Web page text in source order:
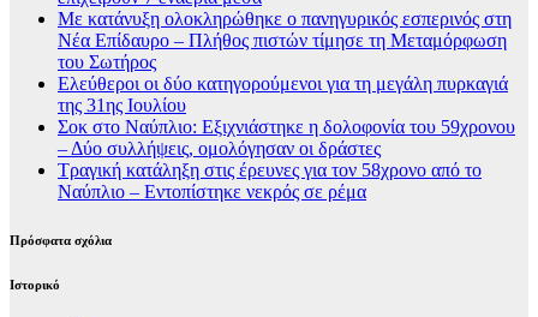
Με κατάνυξη ολοκληρώθηκε ο πανηγυρικός εσπερινός στη
Νέα Επίδαυρο – Πλήθος πιστών τίμησε τη Μεταμόρφωση
του Σωτήρος
Ελεύθεροι οι δύο κατηγορούμενοι για τη μεγάλη πυρκαγιά
της 31ης Ιουλίου
Σοκ στο Ναύπλιο: Εξιχνιάστηκε η δολοφονία του 59χρονου
– Δύο συλλήψεις, ομολόγησαν οι δράστες
Τραγική κατάληξη στις έρευνες για τον 58χρονο από το
Ναύπλιο – Εντοπίστηκε νεκρός σε ρέμα
Πρόσφατα σχόλια
Ιστορικό